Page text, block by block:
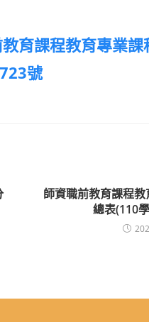
育課程教育專業
號
師資職前教育課程
總表(110